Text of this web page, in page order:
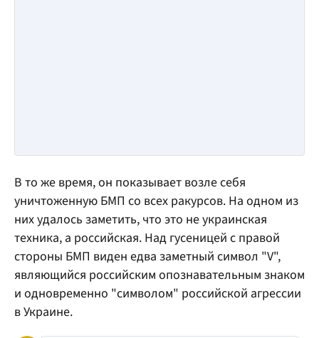
В то же время, он показывает возле себя
уничтоженную БМП со всех ракурсов. На одном из
них удалось заметить, что это не украинская
техника, а российская. Над гусеницей с правой
стороны БМП виден едва заметный символ "V",
являющийся российским опознавательным знаком
и одновременно "символом" российской агрессии
в Украине.